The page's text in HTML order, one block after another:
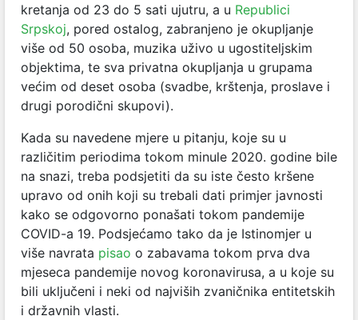
kretanja od 23 do 5 sati ujutru, a u Republici
Srpskoj, pored ostalog, zabranjeno je okupljanje
više od 50 osoba, muzika uživo u ugostiteljskim
objektima, te sva privatna okupljanja u grupama
većim od deset osoba (svadbe, krštenja, proslave i
drugi porodični skupovi).
Kada su navedene mjere u pitanju, koje su u
različitim periodima tokom minule 2020. godine bile
na snazi, treba podsjetiti da su iste često kršene
upravo od onih koji su trebali dati primjer javnosti
kako se odgovorno ponašati tokom pandemije
COVID-a 19. Podsjećamo tako da je Istinomjer u
više navrata pisao o zabavama tokom prva dva
mjeseca pandemije novog koronavirusa, a u koje su
bili uključeni i neki od najviših zvaničnika entitetskih
i državnih vlasti.